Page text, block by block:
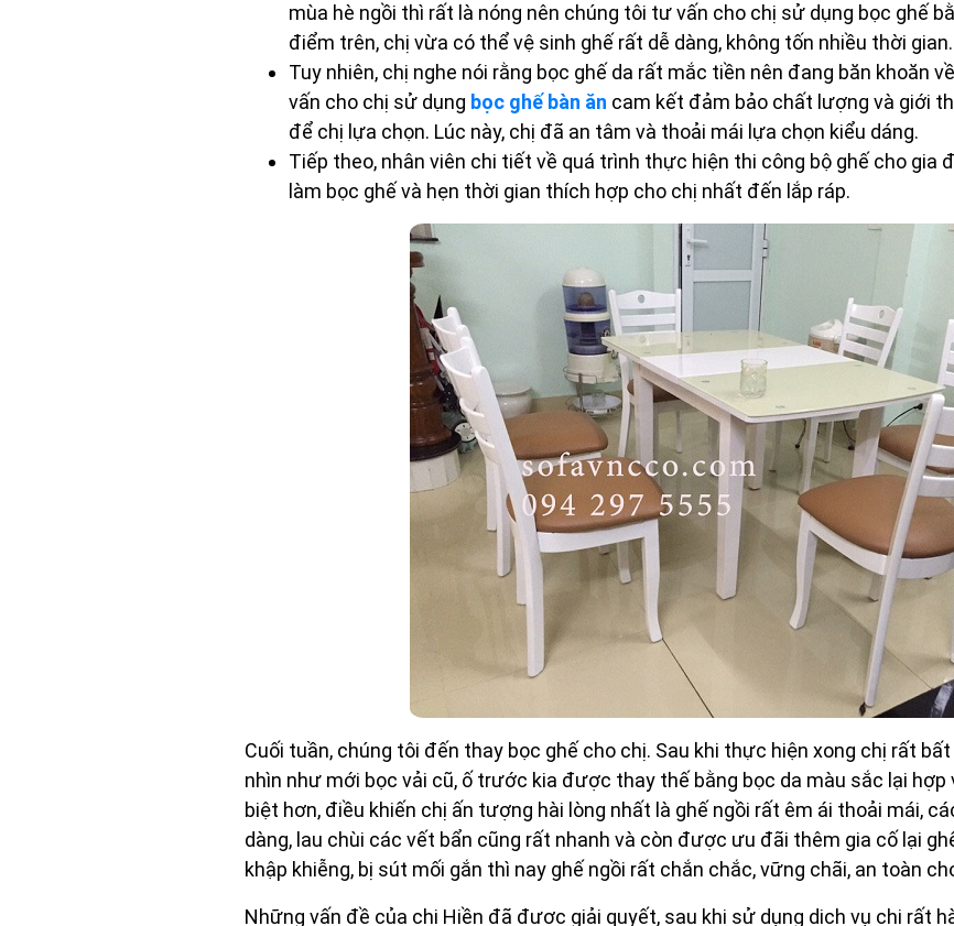
mùa hè ngồi thì rất là nóng nên chúng tôi tư vấn cho chị sử dụng bọc ghế
điểm trên, chị vừa có thể vệ sinh ghế rất dễ dàng, không tốn nhiều thời gian.
Tuy nhiên, chị nghe nói rằng bọc ghế da rất mắc tiền nên đang băn khoăn
vấn cho chị sử dụng bọc ghế bàn ăn cam kết đảm bảo chất lượng và giới
để chị lựa chọn. Lúc này, chị đã an tâm và thoải mái lựa chọn kiểu dáng.
Tiếp theo, nhân viên chi tiết về quá trình thực hiện thi công bộ ghế cho gia
làm bọc ghế và hẹn thời gian thích hợp cho chị nhất đến lắp ráp.
Cuối tuần, chúng tôi đến thay bọc ghế cho chị. Sau khi thực hiện xong chị rất
nhìn như mới bọc vải cũ, ố trước kia được thay thế bằng bọc da màu sắc lại hợp
biệt hơn, điều khiến chị ấn tượng hài lòng nhất là ghế ngồi rất êm ái thoải mái,
dàng, lau chùi các vết bẩn cũng rất nhanh và còn được ưu đãi thêm gia cố lại
khập khiễng, bị sút mối gắn thì nay ghế ngồi rất chắn chắc, vững chãi, an toàn
Những vấn đề của chị Hiền đã được giải quyết, sau khi sử dụng dịch vụ chị rất